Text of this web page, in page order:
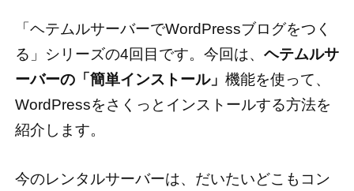
「ヘテムルサーバーでWordPressブログをつく
る」シリーズの4回目です。今回は、 ヘテムルサ
ーバーの「簡単インストール」 機能を使って、
WordPressをさくっとインストールする方法を
紹介します。
今のレンタルサーバーは、だいたいどこもコン